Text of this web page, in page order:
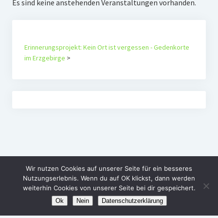
Es sind keine anstehenden Veranstaltungen vorhanden.
Erinnerungsprojekt: Kein Ort ist vergessen - Gedenkorte
im Erzgebirge >
Wir nutzen Cookies auf unserer Seite für ein besseres
Nutzungserlebnis. Wenn du auf OK klickst, dann werden
weiterhin Cookies von unserer Seite bei dir gespeichert.
Ok Nein Datenschutzerklärung